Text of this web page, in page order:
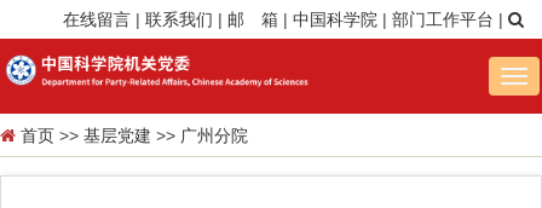
在线留言 | 联系我们 | 邮 箱 | 中国科学院 | 部门工作平台 |
首页 >> 基层党建 >> 广州分院